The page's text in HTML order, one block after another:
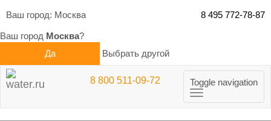
Ваш город: Москва 8 495 772-78-87
Ваш город Москва?
Да
Выбрать другой
Toggle navigation
8 800 511-09-72